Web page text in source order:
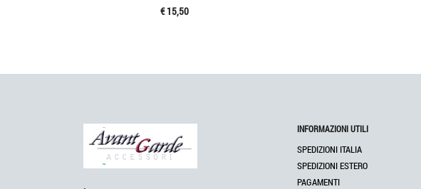
€ 15,50
INFORMAZIONI UTILI
SPEDIZIONI ITALIA
SPEDIZIONI ESTERO
PAGAMENTI